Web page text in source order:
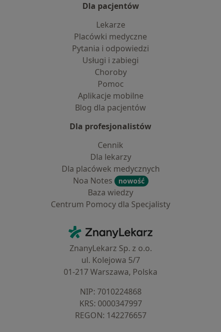
Dla pacjentów
Lekarze
Placówki medyczne
Pytania i odpowiedzi
Usługi i zabiegi
Choroby
Pomoc
Aplikacje mobilne
Blog dla pacjentów
Dla profesjonalistów
Cennik
Dla lekarzy
Dla placówek medycznych
Noa Notes
nowość
Baza wiedzy
Centrum Pomocy dla Specjalisty
ZnanyLekarz - Strona główna
ZnanyLekarz Sp. z o.o.
ul. Kolejowa 5/7
01-217 Warszawa, Polska
NIP: ⁠7010224868
KRS: ⁠0000347997
REGON: ⁠142276657